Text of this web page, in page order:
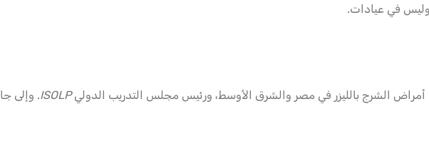
في عيادات.
أمراض الشرج بالليزر في مصر والشرق الأوسط، ورئيس مجلس التدريب الدوليISOLP. وإلى